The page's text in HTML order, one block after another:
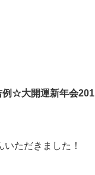
例☆大開運新年会201
ただきました！